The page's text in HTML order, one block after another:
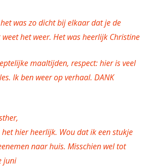
was zo dicht bij elkaar dat je de
het weer. Het was heerlijk Christine
maaltijden, respect: hier is veel
Ik ben weer op verhaal. DANK
hier heerlijk. Wou dat ik een stukje
naar huis. Misschien wel tot
juni